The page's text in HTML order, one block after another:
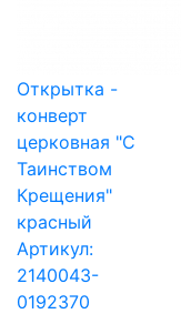
Открытка -
конверт
церковная "С
Таинством
Крещения"
красный
Артикул:
2140043-
0192370